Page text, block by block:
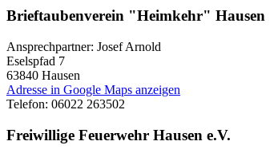
Brieftaubenverein "Heimkehr" Hausen
Ansprechpartner: Josef Arnold
Eselspfad 7
63840 Hausen
Adresse in Google Maps anzeigen
Telefon: 06022 263502
Freiwillige Feuerwehr Hausen e.V.